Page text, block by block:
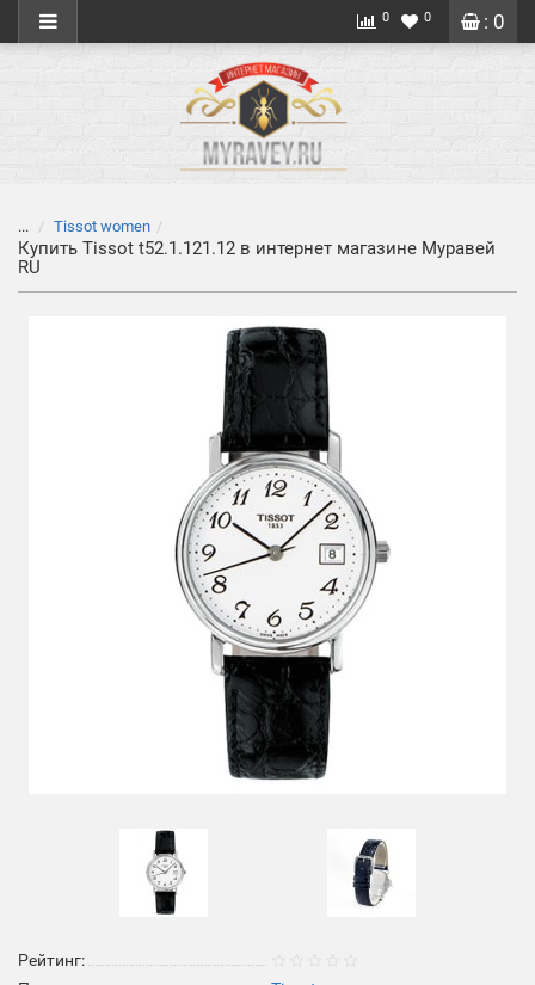
: 0
0 0
... Tissot women
Купить Tissot t52.1.121.12 в интернет магазине Муравей
RU
Рейтинг: